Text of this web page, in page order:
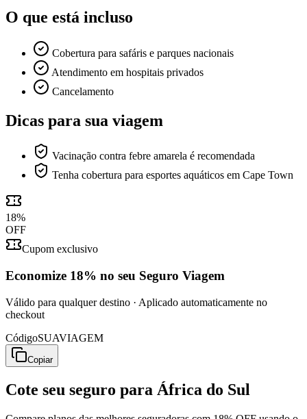
O que está incluso
Cobertura para safáris e parques nacionais
Atendimento em hospitais privados
Cancelamento
Dicas para sua viagem
Vacinação contra febre amarela é recomendada
Tenha cobertura para esportes aquáticos em Cape Town
18%
OFF
Cupom exclusivo
Economize 18% no seu Seguro Viagem
Válido para qualquer destino · Aplicado automaticamente no
checkout
CódigoSUAVIAGEM
Copiar
Cote seu seguro para África do Sul